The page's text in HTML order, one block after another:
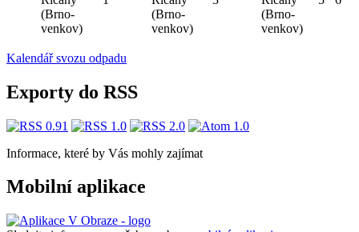
(Brno-
venkov)
(Brno-
venkov)
(Brno-
venkov)
Kalendář svozu odpadu
Exporty do RSS
Informace, které by Vás mohly zajímat
Mobilní aplikace